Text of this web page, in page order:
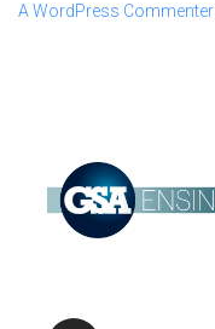
A WordPress Commenter